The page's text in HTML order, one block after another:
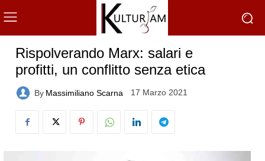
Rispolverando Marx: salari e
profitti, un conflitto senza etica
By Massimiliano Scarna 17 Marzo 2021